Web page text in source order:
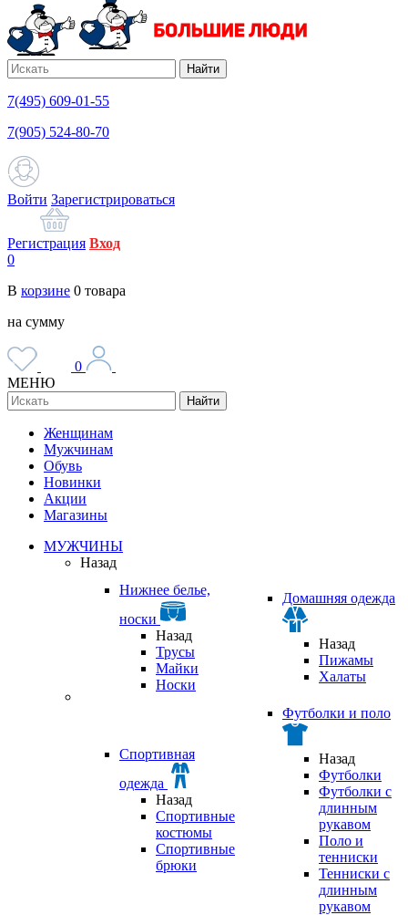
Найти
7(495) 609-01-55
7(905) 524-80-70
Войти Зарегистрироваться
Регистрация Вход
0
В корзине 0 товара
на сумму
0
МЕНЮ
Найти
Женщинам
Мужчинам
Обувь
Новинки
Акции
Магазины
МУЖЧИНЫ
Назад
Нижнее белье,
носки
Назад
Трусы
Майки
Носки
Домашняя одежда
Назад
Пижамы
Халаты
Спортивная
одежда
Назад
Спортивные
костюмы
Спортивные
брюки
Футболки и поло
Назад
Футболки
Футболки с
длинным
рукавом
Поло и
тенниски
Тенниски с
длинным
рукавом